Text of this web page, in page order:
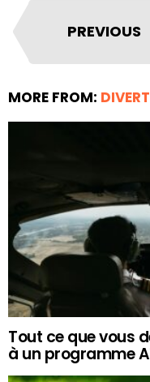
PREVIOUS
MORE FROM:
Tout ce que vous
à un programme